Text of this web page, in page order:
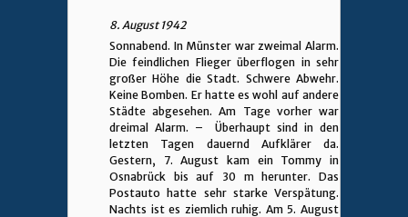
8. August 1942
Sonnabend. In Münster war zweimal Alarm.
Die feindlichen Flieger überflogen in sehr
großer Höhe die Stadt. Schwere Abwehr.
Keine Bomben. Er hatte es wohl auf andere
Städte abgesehen. Am Tage vorher war
dreimal Alarm. – Überhaupt sind in den
letzten Tagen dauernd Aufklärer da.
Gestern, 7. August kam ein Tommy in
Osnabrück bis auf 30 m herunter. Das
Postauto hatte sehr starke Verspätung.
Nachts ist es ziemlich ruhig. Am 5. August